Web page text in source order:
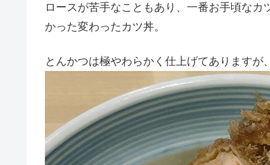
ロースが苦手なこともあり、一番お手頃な
かった変わったカツ丼。
とんかつは極やわらかく仕上げてありますが